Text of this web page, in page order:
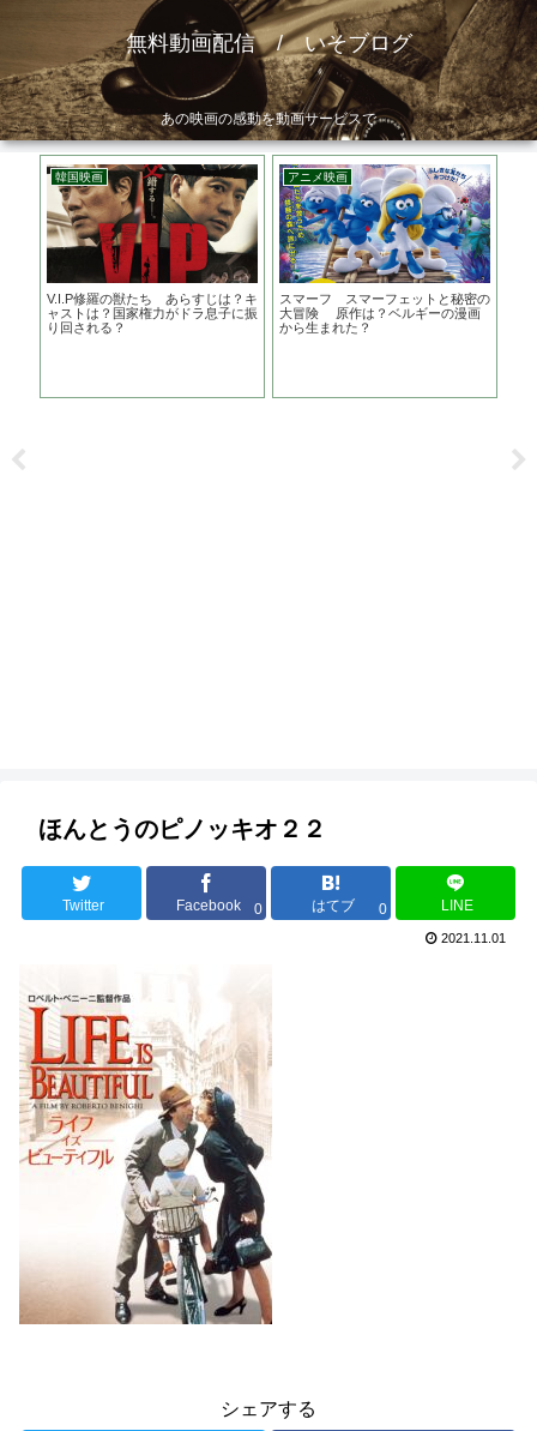
無料動画配信 / いそブログ
あの映画の感動を動画サービスで
韓国映画
V.I.P修羅の獣たち あらすじは？キ
ャストは？国家権力がドラ息子に振
り回される？
アニメ映画
スマーフ スマーフェットと秘密の
大冒険 原作は？ベルギーの漫画
から生まれた？
ほんとうのピノッキオ２２
Twitter Facebook 0 はてブ 0 LINE
2021.11.01
シェアする